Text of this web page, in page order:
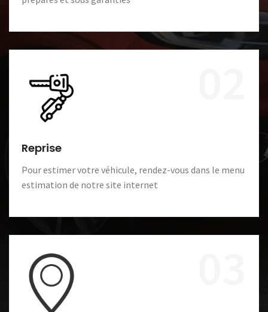
Reprise
Pour estimer votre véhicule, rendez-vous dans le menu
estimation de notre site internet